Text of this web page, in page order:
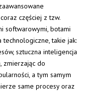
częściej z tzw.
softwarowymi, botami
takie jak:
sztuczna inteligencja
zmierzając do
a tym samym
same procesy oraz